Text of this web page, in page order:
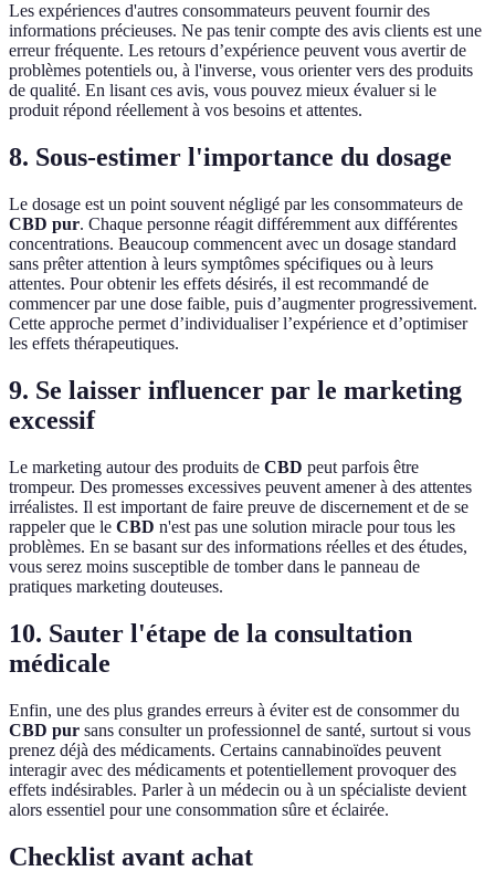
Les expériences d'autres consommateurs peuvent fournir des
informations précieuses. Ne pas tenir compte des avis clients est une
erreur fréquente. Les retours d’expérience peuvent vous avertir de
problèmes potentiels ou, à l'inverse, vous orienter vers des produits
de qualité. En lisant ces avis, vous pouvez mieux évaluer si le
produit répond réellement à vos besoins et attentes.
8. Sous-estimer l'importance du dosage
Le dosage est un point souvent négligé par les consommateurs de
CBD pur. Chaque personne réagit différemment aux différentes
concentrations. Beaucoup commencent avec un dosage standard
sans prêter attention à leurs symptômes spécifiques ou à leurs
attentes. Pour obtenir les effets désirés, il est recommandé de
commencer par une dose faible, puis d’augmenter progressivement.
Cette approche permet d’individualiser l’expérience et d’optimiser
les effets thérapeutiques.
9. Se laisser influencer par le marketing
excessif
Le marketing autour des produits de CBD peut parfois être
trompeur. Des promesses excessives peuvent amener à des attentes
irréalistes. Il est important de faire preuve de discernement et de se
rappeler que le CBD n'est pas une solution miracle pour tous les
problèmes. En se basant sur des informations réelles et des études,
vous serez moins susceptible de tomber dans le panneau de
pratiques marketing douteuses.
10. Sauter l'étape de la consultation
médicale
Enfin, une des plus grandes erreurs à éviter est de consommer du
CBD pur sans consulter un professionnel de santé, surtout si vous
prenez déjà des médicaments. Certains cannabinoïdes peuvent
interagir avec des médicaments et potentiellement provoquer des
effets indésirables. Parler à un médecin ou à un spécialiste devient
alors essentiel pour une consommation sûre et éclairée.
Checklist avant achat